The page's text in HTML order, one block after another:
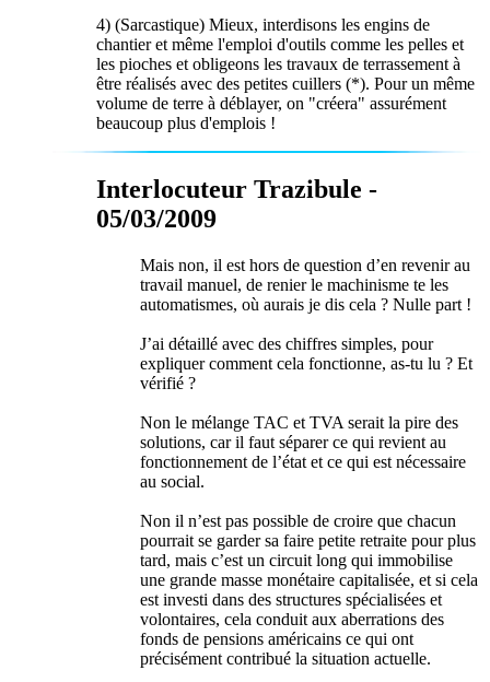
4) (Sarcastique) Mieux, interdisons les engins de
chantier et même l'emploi d'outils comme les pelles et
les pioches et obligeons les travaux de terrassement à
être réalisés avec des petites cuillers (*). Pour un même
volume de terre à déblayer, on "créera" assurément
beaucoup plus d'emplois !
Interlocuteur Trazibule -
05/03/2009
Mais non, il est hors de question d’en revenir au
travail manuel, de renier le machinisme te les
automatismes, où aurais je dis cela ? Nulle part !
J’ai détaillé avec des chiffres simples, pour
expliquer comment cela fonctionne, as-tu lu ? Et
vérifié ?
Non le mélange TAC et TVA serait la pire des
solutions, car il faut séparer ce qui revient au
fonctionnement de l’état et ce qui est nécessaire
au social.
Non il n’est pas possible de croire que chacun
pourrait se garder sa faire petite retraite pour plus
tard, mais c’est un circuit long qui immobilise
une grande masse monétaire capitalisée, et si cela
est investi dans des structures spécialisées et
volontaires, cela conduit aux aberrations des
fonds de pensions américains ce qui ont
précisément contribué la situation actuelle.